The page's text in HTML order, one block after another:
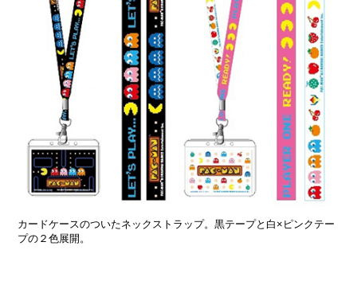
カードケースのついたネックストラップ。黒テープと白×ピンクテー
プの２色展開。